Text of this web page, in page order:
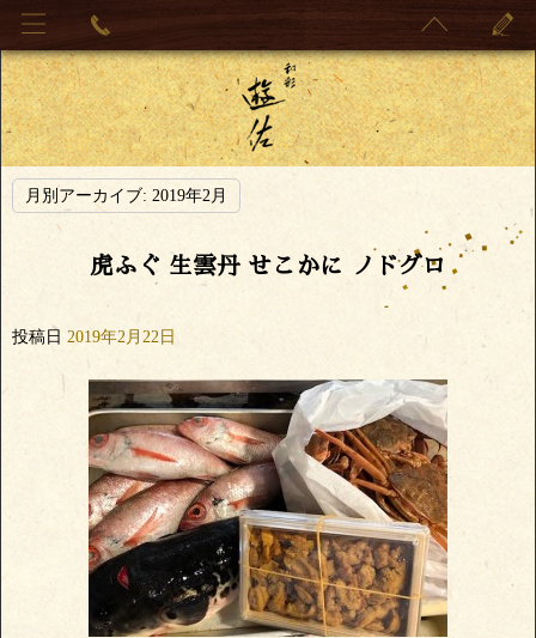
月別アーカイブ: 2019年2月
虎ふぐ 生雲丹 せこかに ノドグロ
投稿日 2019年2月22日